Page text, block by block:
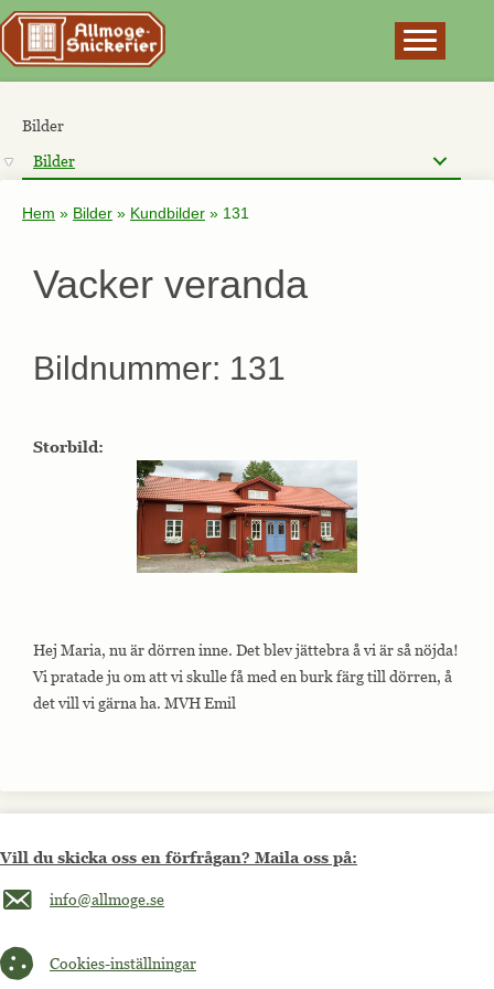
Bilder
Bilder
Hem » Bilder » Kundbilder » 131
Vacker veranda
Bildnummer: 131
Storbild:
Hej Maria, nu är dörren inne. Det blev jättebra å vi är så nöjda!
Vi pratade ju om att vi skulle få med en burk färg till dörren, å
det vill vi gärna ha. MVH Emil
Vill du skicka oss en förfrågan? Maila oss på:
Maila oss på info@allmoge.se
info@allmoge.se
Cookies-inställningar
Cookies-inställningar